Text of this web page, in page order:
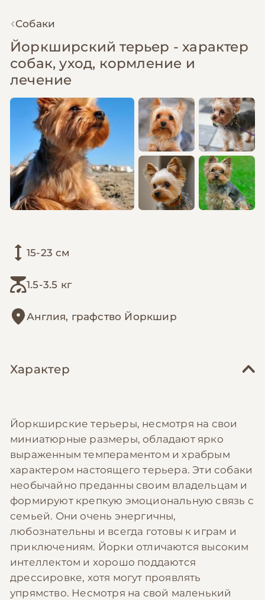
Собаки
Йоркширский терьер - характер
собак, уход, кормление и
лечение
15-23 см
1.5-3.5 кг
Англия, графство Йоркшир
Характер
Йоркширские терьеры, несмотря на свои
миниатюрные размеры, обладают ярко
выраженным темпераментом и храбрым
характером настоящего терьера. Эти собаки
необычайно преданны своим владельцам и
формируют крепкую эмоциональную связь с
семьей. Они очень энергичны,
любознательны и всегда готовы к играм и
приключениям. Йорки отличаются высоким
интеллектом и хорошо поддаются
дрессировке, хотя могут проявлять
упрямство. Несмотря на свой маленький